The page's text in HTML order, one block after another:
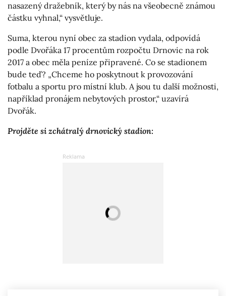
nasazený dražebník, který by nás na všeobecně známou
částku vyhnal,“ vysvětluje.
Suma, kterou nyní obec za stadion vydala, odpovídá
podle Dvořáka 17 procentům rozpočtu Drnovic na rok
2017 a obec měla peníze připravené. Co se stadionem
bude teď? „Chceme ho poskytnout k provozování
fotbalu a sportu pro místní klub. A jsou tu další možnosti,
například pronájem nebytových prostor,“ uzavírá
Dvořák.
Projděte si zchátralý drnovický stadion: